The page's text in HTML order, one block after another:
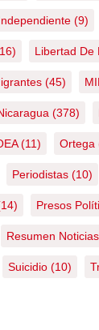
(9)
Libertad De
(45)
(378)
(11) Ortega
Periodistas (10)
Presos
Resumen Noticias
Suicidio (10)